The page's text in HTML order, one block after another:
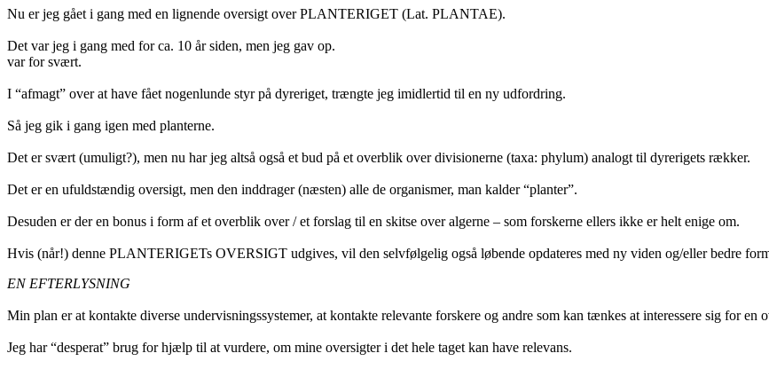
Nu er jeg gået i gang med en lignende oversigt over PLANTERIGET (Lat. PLANTAE).
Det var jeg i gang med for ca. 10 år siden, men jeg gav op.
var for svært.
I “afmagt” over at have fået nogenlunde styr på dyreriget, trængte jeg imidlertid til en ny udfordring.
Så jeg gik i gang igen med planterne.
Det er svært (umuligt?), men nu har jeg altså også et bud på et overblik over divisionerne (taxa: phylum) analogt til dyrerigets rækker.
Det er en ufuldstændig oversigt, men den inddrager (næsten) alle de organismer, man kalder “planter”.
Desuden er der en bonus i form af et overblik over / et forslag til en skitse over algerne – som forskerne ellers ikke er helt enige om.
Hvis (når!) denne PLANTERIGETs OVERSIGT udgives, vil den selvfølgelig også løbende opdateres med ny viden og/eller bedre
EN EFTERLYSNING
Min plan er at kontakte diverse undervisningssystemer, at kontakte relevante forskere og andre som kan tænkes at interessere sig for en
Jeg har “desperat” brug for hjælp til at vurdere, om mine oversigter i det hele taget kan have relevans.